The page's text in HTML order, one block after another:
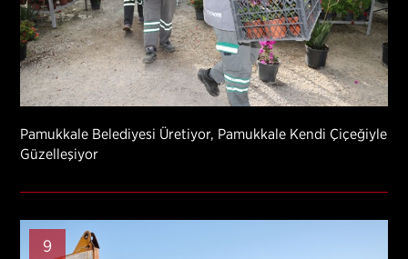
Pamukkale Belediyesi Üretiyor, Pamukkale Kendi Çiçeğiyle
Güzelleşiyor
9